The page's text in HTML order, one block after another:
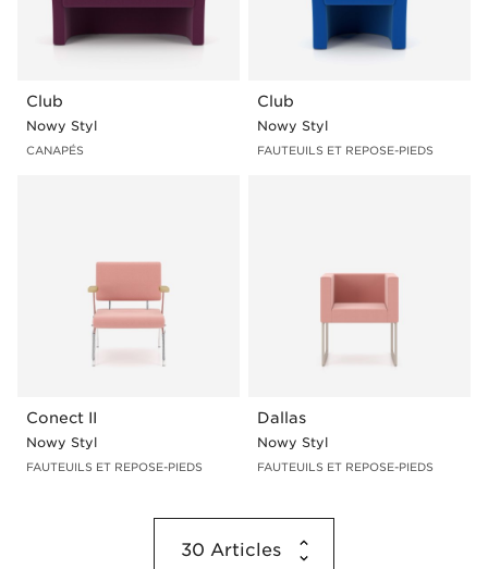
Club
Nowy Styl
CANAPÉS
Club
Nowy Styl
FAUTEUILS ET REPOSE-PIEDS
Conect II
Nowy Styl
FAUTEUILS ET REPOSE-PIEDS
Dallas
Nowy Styl
FAUTEUILS ET REPOSE-PIEDS
30 Articles